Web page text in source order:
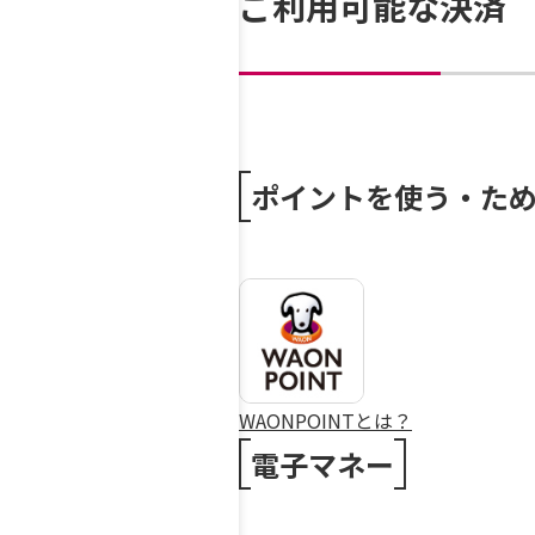
ポイントを使う・た
WAONPOINTとは？
電子マネー